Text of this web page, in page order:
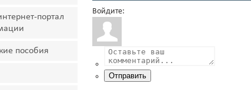
портал
пособия
Войдите:
Отправить